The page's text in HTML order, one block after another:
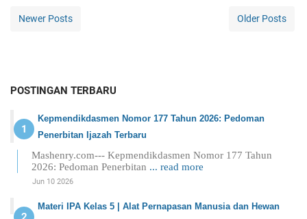
Newer Posts Older Posts
POSTINGAN TERBARU
Kepmendikdasmen Nomor 177 Tahun 2026: Pedoman
Penerbitan Ijazah Terbaru
Mashenry.com--- Kepmendikdasmen Nomor 177 Tahun
2026: Pedoman Penerbitan ... read more
Jun 10 2026
Materi IPA Kelas 5 | Alat Pernapasan Manusia dan Hewan